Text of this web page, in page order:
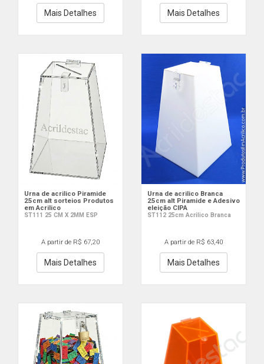
Mais Detalhes Mais Detalhes
Urna de acrilico Piramide
25cm alt sorteios Produtos
em Acrilico
ST111 25 CM X 2MM ESP
A partir de R$ 67,20
Mais Detalhes
Urna de acrilico Branca
25cm alt Piramide e Adesivo
eleição CIPA
ST112 25cm Acrilico Branca
A partir de R$ 63,40
Mais Detalhes